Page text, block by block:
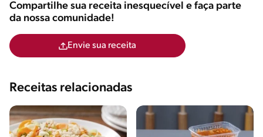
Compartilhe sua receita inesquecível e faça parte
da nossa comunidade!
Envie sua receita
Receitas relacionadas